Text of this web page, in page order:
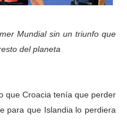
Renace en el
del OAN para la
Mundial sin un triunfo que
del planeta
que Croacia tenía que perder
para que Islandia lo perdiera